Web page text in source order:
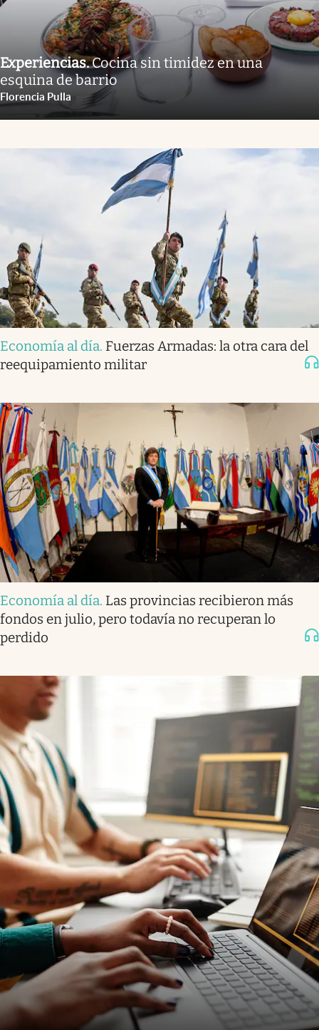
Experiencias.Cocina sin timidez en una
esquina de barrio
Florencia Pulla
Economía al día. Fuerzas Armadas: la otra cara del
reequipamiento militar
Economía al día. Las provincias recibieron más
fondos en julio, pero todavía no recuperan lo
perdido